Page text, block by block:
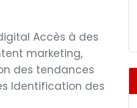
Accès à des
marketing,
des tendances
Identification des